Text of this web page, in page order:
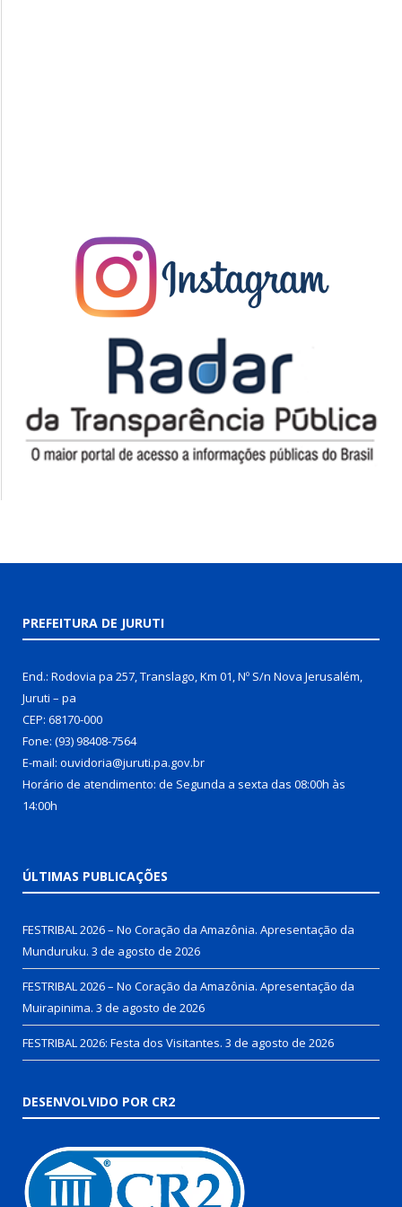
PREFEITURA DE JURUTI
End.: Rodovia pa 257, Translago, Km 01, Nº S/n Nova Jerusalém,
Juruti – pa
CEP: 68170-000
Fone: (93) 98408-7564
E-mail: ouvidoria@juruti.pa.gov.br
Horário de atendimento: de Segunda a sexta das 08:00h às
14:00h
ÚLTIMAS PUBLICAÇÕES
FESTRIBAL 2026 – No Coração da Amazônia. Apresentação da
Munduruku. 3 de agosto de 2026
FESTRIBAL 2026 – No Coração da Amazônia. Apresentação da
Muirapinima. 3 de agosto de 2026
FESTRIBAL 2026: Festa dos Visitantes. 3 de agosto de 2026
DESENVOLVIDO POR CR2